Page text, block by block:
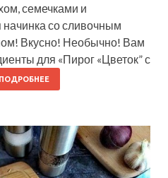
семечками и
со сливочным
Вкусно! Необычно! Вам
для «Пирог «Цветок” с
ПОДРОБНЕЕ